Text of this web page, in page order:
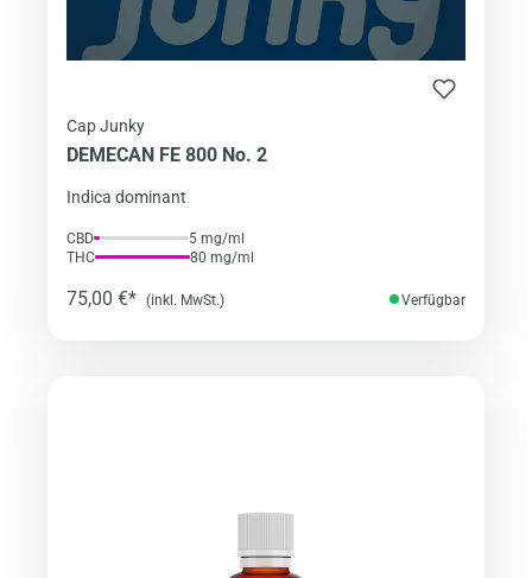
Cap Junky
DEMECAN FE 800 No. 2
Indica dominant
CBD
5 mg/ml
THC
80 mg/ml
75,00 €* (inkl. MwSt.) Verfügbar